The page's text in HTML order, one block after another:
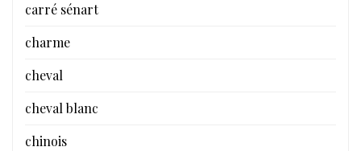
carré sénart
charme
cheval
cheval blanc
chinois